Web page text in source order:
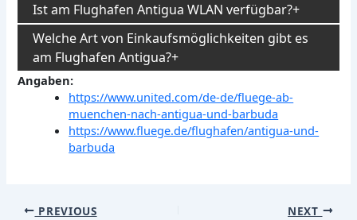
Ist am Flughafen Antigua WLAN verfügbar?
Welche Art von Einkaufsmöglichkeiten gibt es
am Flughafen Antigua?
Angaben:
https://www.united.com/de-de/fluege-ab-
muenchen-nach-antigua-und-barbuda
https://www.fluege.de/flughafen/antigua-und-
barbuda
Post
PREVIOUS NEXT